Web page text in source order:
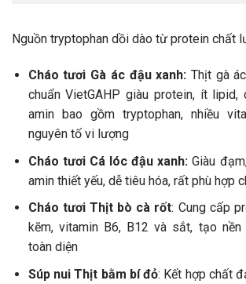
Nguồn tryptophan dồi dào từ protein chất
Cháo tươi Gà ác đậu xanh: Thịt gà
chuẩn VietGAHP giàu protein, ít
amin bao gồm tryptophan, nhiều
nguyên tố vi lượng
Cháo tươi Cá lóc đậu xanh: Giàu
amin thiết yếu, dễ tiêu hóa, rất phù hợp
Cháo tươi Thịt bò cà rốt: Cung cấp
kẽm, vitamin B6, B12 và sắt, tạo
toàn diện
Súp nui Thịt bằm bí đỏ: Kết hợp chất